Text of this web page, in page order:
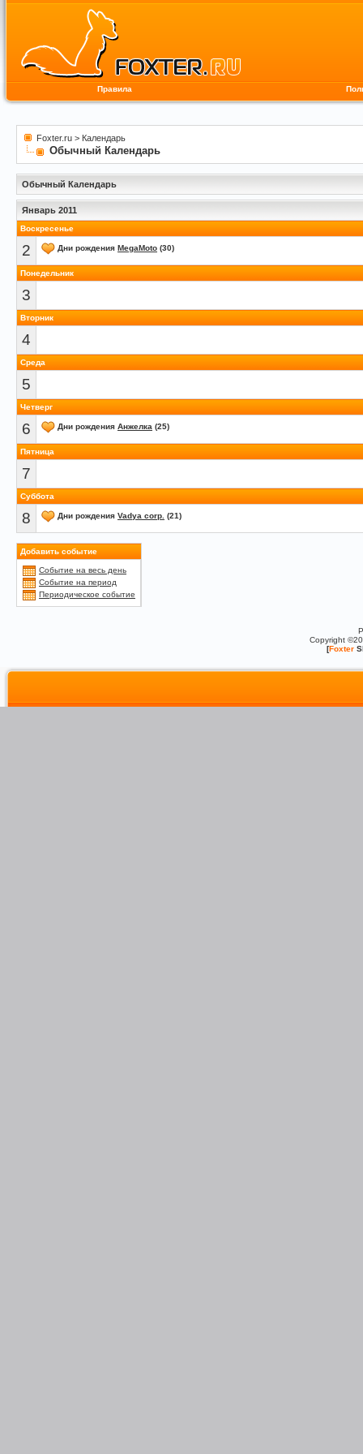
Правила
Foxter.ru > Календарь
Обычный Календарь
Обычный Календарь
Январь 2011
Воскресенье
2 Дни рождения MegaMoto (30)
Понедельник
3
Вторник
4
Среда
5
Четверг
6 Дни рождения Анжелка (25)
Пятница
7
Суббота
8 Дни рождения Vadya corp. (21)
Добавить событие
Событие на весь день
Событие на период
Периодическое событие
Copyright
[Foxter